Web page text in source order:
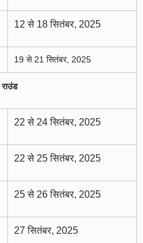
12 से 18 सितंबर, 2025
19 से 21 सितंबर, 2025
22 से 24 सितंबर, 2025
22 से 25 सितंबर, 2025
25 से 26 सितंबर, 2025
27 सितंबर, 2025